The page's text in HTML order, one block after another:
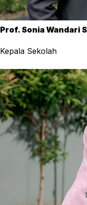
Prof. Sonia Wandari
Kepala Sekolah